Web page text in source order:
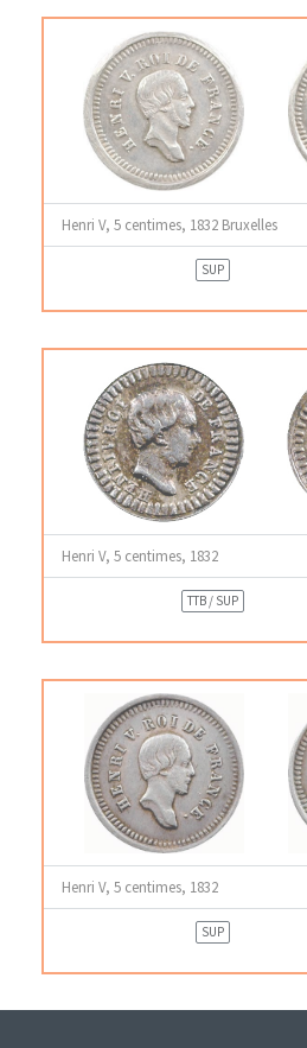
Henri V, 5 centimes, 1832 Bruxelles
SUP
Henri V, 5 centimes, 1832
TTB / SUP
Henri V, 5 centimes, 1832
SUP